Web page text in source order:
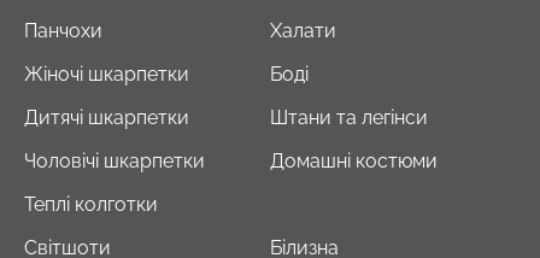
Панчохи
Жіночі шкарпетки
Дитячі шкарпетки
Чоловічі шкарпетки
Теплі колготки
Халати
Боді
Штани та легінси
Домашні костюми
Світшоти
Білизна